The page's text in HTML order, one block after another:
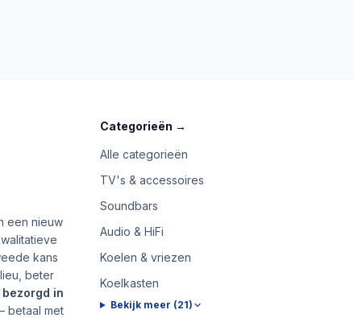
een nieuw
kans
beter
bezorgd in
betaal met
Categorieën →
Alle categorieën
TV's & accessoires
Soundbars
Audio & HiFi
Koelen & vriezen
Koelkasten
Bekijk meer (21)